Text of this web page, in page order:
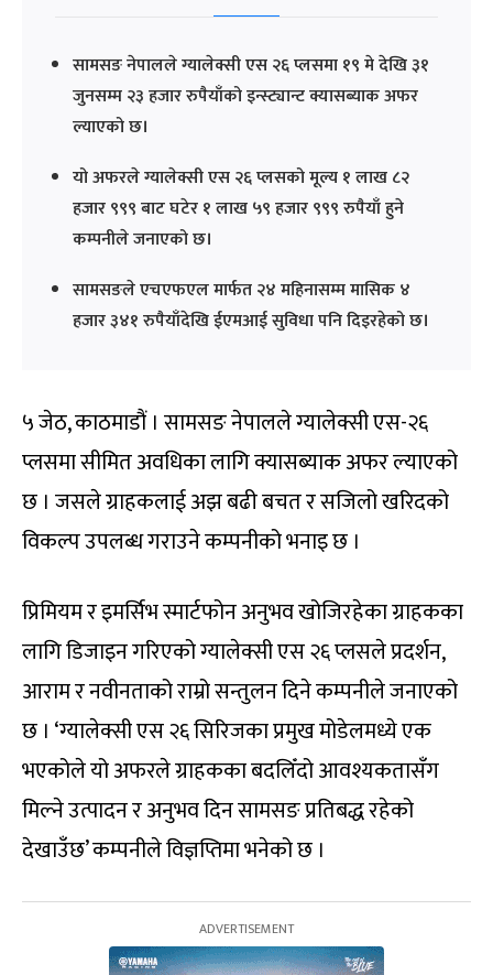
सामसङ नेपालले ग्यालेक्सी एस २६ प्लसमा १९ मे देखि ३१
जुनसम्म २३ हजार रुपैयाँको इन्स्ट्यान्ट क्यासब्याक अफर
ल्याएको छ।
यो अफरले ग्यालेक्सी एस २६ प्लसको मूल्य १ लाख ८२
हजार ९९९ बाट घटेर १ लाख ५९ हजार ९९९ रुपैयाँ हुने
कम्पनीले जनाएको छ।
सामसङले एचएफएल मार्फत २४ महिनासम्म मासिक ४
हजार ३४१ रुपैयाँदेखि ईएमआई सुविधा पनि दिइरहेको छ।
५ जेठ, काठमाडौं । सामसङ नेपालले ग्यालेक्सी एस-२६
प्लसमा सीमित अवधिका लागि क्यासब्याक अफर ल्याएको
छ । जसले ग्राहकलाई अझ बढी बचत र सजिलो खरिदको
विकल्प उपलब्ध गराउने कम्पनीको भनाइ छ ।
प्रिमियम र इमर्सिभ स्मार्टफोन अनुभव खोजिरहेका ग्राहकका
लागि डिजाइन गरिएको ग्यालेक्सी एस २६ प्लसले प्रदर्शन,
आराम र नवीनताको राम्रो सन्तुलन दिने कम्पनीले जनाएको
छ । ‘ग्यालेक्सी एस २६ सिरिजका प्रमुख मोडेलमध्ये एक
भएकोले यो अफरले ग्राहकका बदलिँदो आवश्यकतासँग
मिल्ने उत्पादन र अनुभव दिन सामसङ प्रतिबद्ध रहेको
देखाउँछ’ कम्पनीले विज्ञप्तिमा भनेको छ ।